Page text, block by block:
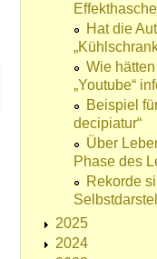
Hat die
Wie
„Youtube“
Beispiel
decipiatur“
Über
Phase des
Rekorde
2025
2024